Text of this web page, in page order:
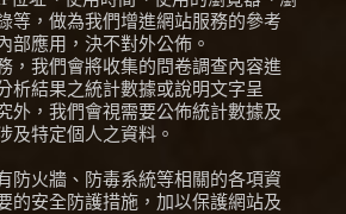
等，做為我們增進網站服務的參考
部應用，決不對外公佈。
，我們會將收集的問卷調查內容進
析結果之統計數據或說明文字呈
外，我們會視需要公佈統計數據及
及特定個人之資料。
防火牆、防毒系統等相關的各項資
的安全防護措施，加以保護網站及